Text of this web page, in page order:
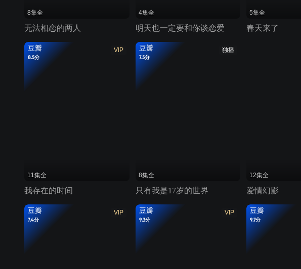
8集全
无法相恋的两人
4集全
明天也一定要和你谈恋爱
5集全
春天来了
VIP
豆瓣
8.5分
11集全
我存在的时间
独播
豆瓣
7.5分
8集全
只有我是17岁的世界
12集全
爱情幻影
VIP
豆瓣
7.4分
VIP
豆瓣
9.3分
豆瓣
9.7分